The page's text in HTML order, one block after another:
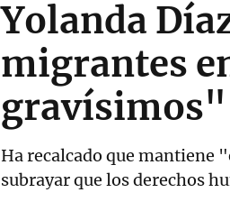
Yolanda
migrantes
gravísimos"
Ha recalcado que mantiene
subrayar que los derechos